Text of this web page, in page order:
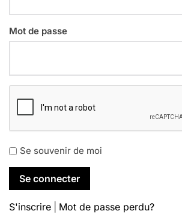
Mot de passe
Se souvenir de moi
S'inscrire Mot de passe perdu?